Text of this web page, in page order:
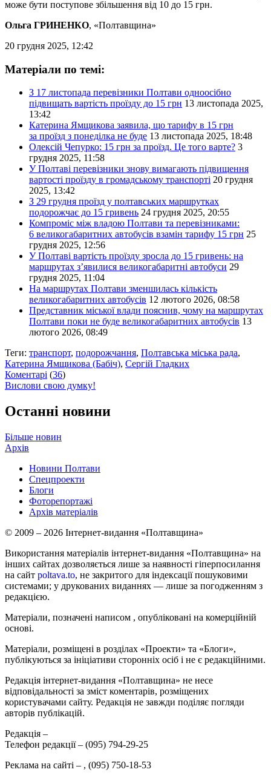
може бути поступове збільшення від 10 до 15 грн.
Ольга ГРИНЕНКО, «Полтавщина»
20 грудня 2025, 12:42
Матеріали по темі:
З 17 листопада перевізники Полтави одноосібно
підвищать вартість проїзду до 15 грн 13 листопада 2025,
13:42
Катерина Ямщикова заявила, що тарифу в 15 грн
за проїзд з понеділка не буде 13 листопада 2025, 18:48
Олексій Чепурко: 15 грн за проїзд. Це того варте? 3
грудня 2025, 11:58
У Полтаві перевізники знову вимагають підвищення
вартості проїзду в громадському транспорті 20 грудня
2025, 13:42
З 29 грудня проїзд у полтавських маршрутках
подорожчає до 15 гривень 24 грудня 2025, 20:55
Компроміс між владою Полтави та перевізниками:
6 великогабаритних автобусів взамін тарифу 15 грн 25
грудня 2025, 12:56
У Полтаві вартість проїзду зросла до 15 гривень: на
маршрутах з’явилися великогабаритні автобуси 29
грудня 2025, 11:04
На маршрутах Полтави зменшилась кількість
великогабаритних автобусів 12 лютого 2026, 08:58
Представник міської влади пояснив, чому на маршрутах
Полтави поки не буде великогабаритних автобусів 13
лютого 2026, 08:49
Теги: транспорт, подорожчання, Полтавська міська рада,
Катерина Ямщикова (Бабіч), Сергій Гладких
Коментарі (36)
Вислови свою думку!
Останні новини
Більше новин
Архів
Новини Полтави
Спецпроекти
Блоги
Фоторепортажі
Архів матеріалів
© 2009 – 2026 Інтернет-видання «Полтавщина»
Використання матеріалів інтернет-видання «Полтавщина» на
інших сайтах дозволяється лише за наявності гіперпосилання
на сайт poltava.to, не закритого для індексації пошуковими
системами; у друкованих виданнях — лише за погодженням з
редакцією.
Матеріали, позначені написом , опубліковані на комерційній
основі.
Матеріали, розміщені в розділах «Проекти» та «Блоги»,
публікуються за ініціативи сторонніх осіб і не є редакційними.
Редакція інтернет-видання «Полтавщина» не несе
відповідальності за зміст коментарів, розміщених
користувачами сайту. Редакція не завжди поділяє погляди
авторів публікацій.
Редакція –
Телефон редакції – (095) 794-29-25
Реклама на сайті – , (095) 750-18-53